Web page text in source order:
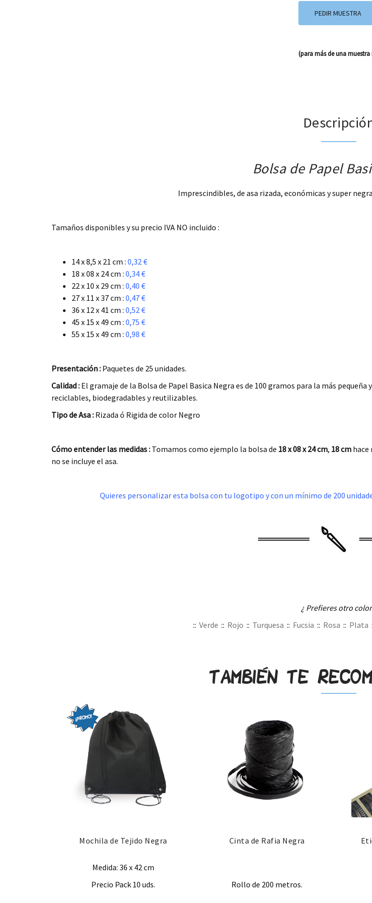
PEDIR MUESTRA
(para más de una
Bolsa de Papel
Imprescindibles, de asa rizada, económicas y super
Tamaños disponibles y su precio IVA NO incluido :
14 x 8,5 x 21 cm : 0,32 €
18 x 08 x 24 cm : 0,34 €
22 x 10 x 29 cm : 0,40 €
27 x 11 x 37 cm : 0,47 €
36 x 12 x 41 cm : 0,52 €
45 x 15 x 49 cm : 0,75 €
55 x 15 x 49 cm : 0,98 €
Presentación : Paquetes de 25 unidades.
Calidad : El gramaje de la Bolsa de Papel Basica Negra es de 100 gramos para la más
reciclables, biodegradables y reutilizables.
Tipo de Asa : Rizada ó Rigida de color Negro
Cómo entender las medidas : Tomamos como ejemplo la bolsa de 18 x 08 x 24cm, 18 cm hace
no se incluye el asa.
Quieres personalizar esta bolsa con tu logotipo y con un mínimo de 200
¿ Prefieres otro
:: Verde :: Rojo :: Turquesa :: Fucsia :: Rosa :: Plata
También te
Mochila de Tejido Negra
Medida: 36 x 42 cm
Precio Pack 10 uds.
Cinta de Rafia Negra
Rollo de 200 metros.